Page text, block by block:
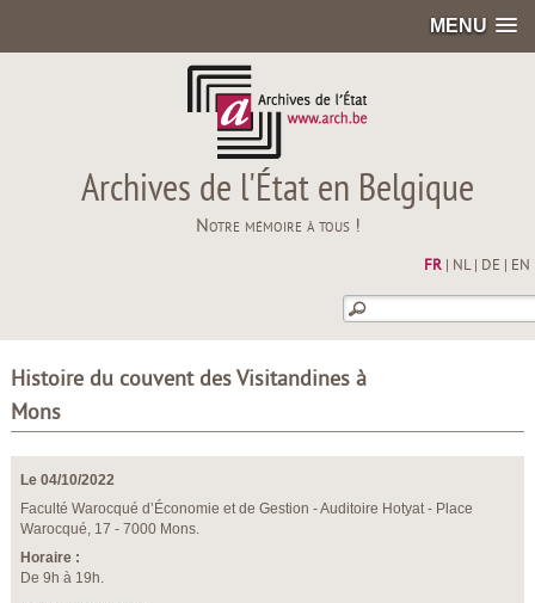
MENU
Archives de l'État en Belgique
Notre mémoire à tous !
FR| NL| DE EN
Histoire du couvent des Visitandines à
Mons
Le 04/10/2022
Faculté Warocqué d’Économie et de Gestion - Auditoire Hotyat - Place
Warocqué, 17 - 7000 Mons.
Horaire :
De 9h à 19h.